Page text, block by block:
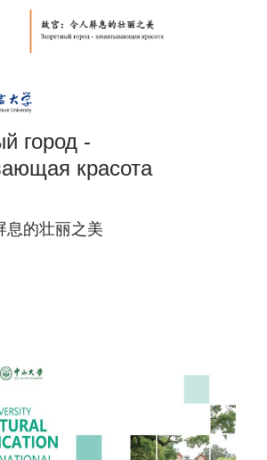
город -
красота
息的壮丽之美